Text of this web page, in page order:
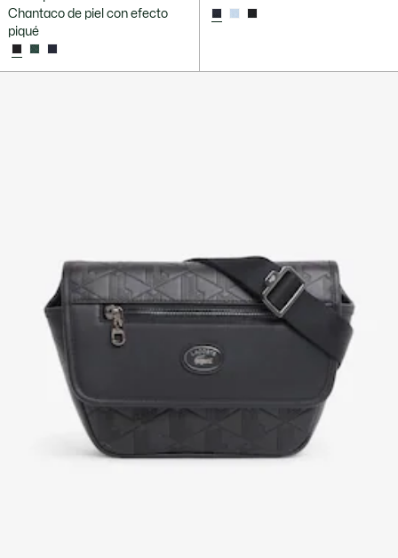
Chantaco de piel con efecto
piqué